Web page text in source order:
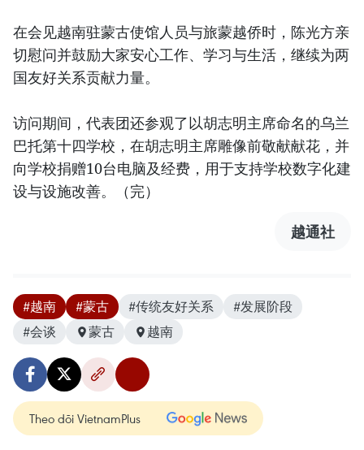
在会见越南驻蒙古使馆人员与旅蒙越侨时，陈光方亲
切慰问并鼓励大家安心工作、学习与生活，继续为两
国友好关系贡献力量。
访问期间，代表团还参观了以胡志明主席命名的乌兰
巴托第十四学校，在胡志明主席雕像前敬献献花，并
向学校捐赠10台电脑及经费，用于支持学校数字化建
设与设施改善。（完）
越通社
#越南 #蒙古 #传统友好关系
#发展阶段
#会谈
蒙古 越南
Theo dõi VietnamPlus